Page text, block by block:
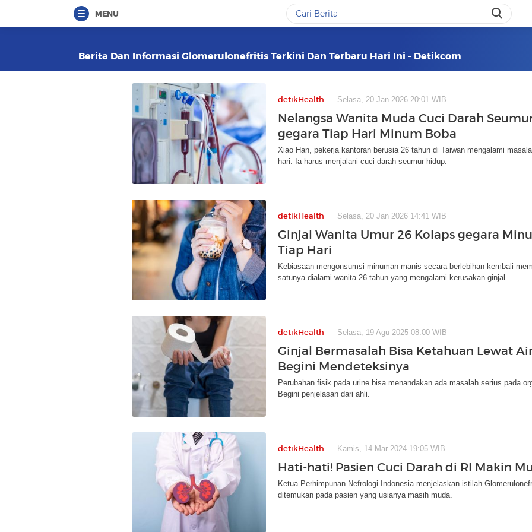
MENU
Berita Dan Informasi Glomerulonefritis Terkini Dan Terbaru Hari Ini - Detikcom
detikHealth Selasa, 20 Jan 2026 20:01 WIB
Nelangsa Wanita Muda Cuci Darah
gegara Tiap Hari Minum Boba
Xiao Han, pekerja kantoran berusia 26 tahun di Taiwan mengalami
hari. Ia harus menjalani cuci darah seumur hidup.
detikHealth Selasa, 20 Jan 2026 14:41 WIB
Ginjal Wanita Umur 26 Kolaps gegara
Tiap Hari
Kebiasaan mengonsumsi minuman manis secara berlebihan kembali
satunya dialami wanita 26 tahun yang mengalami kerusakan ginjal.
detikHealth Selasa, 19 Agu 2025 08:00 WIB
Ginjal Bermasalah Bisa Ketahuan Lewat
Begini Mendeteksinya
Perubahan fisik pada urine bisa menandakan ada masalah serius pada
Begini penjelasan dari ahli.
detikHealth Kamis, 14 Mar 2024 19:05 WIB
Hati-hati! Pasien Cuci Darah di RI Makin
Ketua Perhimpunan Nefrologi Indonesia menjelaskan istilah
ditemukan pada pasien yang usianya masih muda.